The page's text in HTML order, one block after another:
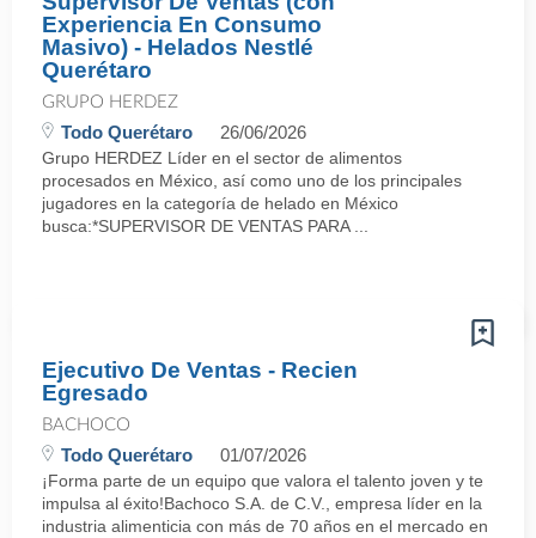
Experiencia En Consumo
Masivo) - Helados Nestlé
Querétaro
GRUPO HERDEZ
Todo Querétaro 26/06/2026
Grupo HERDEZ Líder en el sector de alimentos
procesados en México, así como uno de los principales
jugadores en la categoría de helado en México
busca:*SUPERVISOR DE VENTAS PARA ...
Ejecutivo De Ventas - Recien
Egresado
BACHOCO
Todo Querétaro 01/07/2026
¡Forma parte de un equipo que valora el talento joven y te
impulsa al éxito!Bachoco S.A. de C.V., empresa líder en la
industria alimenticia con más de 70 años en el mercado en